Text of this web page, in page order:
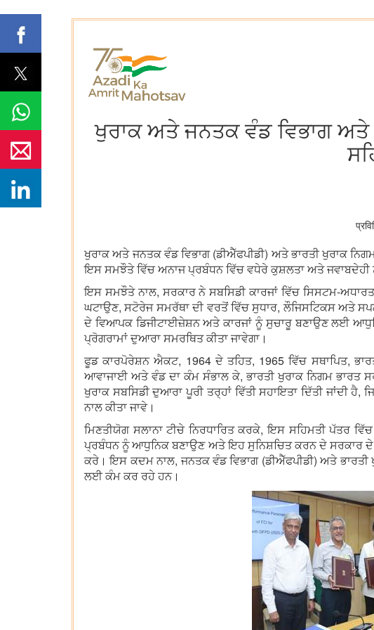
ਖੁਰਾਕ ਅਤੇ ਜਨਤਕ ਵੰਡ ਵਿਭਾਗ
ਖੁਰਾਕ ਅਤੇ ਜਨਤਕ ਵੰਡ ਵਿਭਾਗ (ਡੀਐੱਫਪੀਡੀ) ਅਤੇ ਭਾਰਤੀ ਖੁਰਾਕ
ਇਸ ਸਮਝੌਤੇ ਵਿੱਚ ਅਨਾਜ ਪ੍ਰਬੰਧਨ ਵਿੱਚ ਵਧੇਰੇ ਕੁਸ਼ਲਤਾ ਅਤੇ ਜਵਾਬਦੇਹੀ
ਇਸ ਸਮਝੌਤੇ ਨਾਲ, ਸਰਕਾਰ ਨੇ ਸਬਸਿਡੀ ਕਾਰਜਾਂ ਵਿੱਚ ਸਿਸਟਮ-
ਘਟਾਉਣ, ਸਟੋਰੇਜ ਸਮਰੱਥਾ ਦੀ ਵਰਤੋਂ ਵਿੱਚ ਸੁਧਾਰ, ਲੌਜਿਸਟਿਕਸ ਅਤੇ
ਦੇ ਵਿਆਪਕ ਡਿਜੀਟਾਈਜ਼ੇਸ਼ਨ ਅਤੇ ਕਾਰਜਾਂ ਨੂੰ ਸੁਚਾਰੂ ਬਣਾਉਣ ਲਈ
ਪ੍ਰੋਗਰਾਮਾਂ ਦੁਆਰਾ ਸਮਰਥਿਤ ਕੀਤਾ ਜਾਵੇਗਾ।
ਫੂਡ ਕਾਰਪੋਰੇਸ਼ਨ ਐਕਟ, 1964 ਦੇ ਤਹਿਤ, 1965 ਵਿੱਚ ਸਥਾਪਿਤ,
ਆਵਾਜਾਈ ਅਤੇ ਵੰਡ ਦਾ ਕੰਮ ਸੰਭਾਲ ਕੇ, ਭਾਰਤੀ ਖੁਰਾਕ ਨਿਗਮ
ਖੁਰਾਕ ਸਬਸਿਡੀ ਦੁਆਰਾ ਪੂਰੀ ਤਰ੍ਹਾਂ ਵਿੱਤੀ ਸਹਾਇਤਾ ਦਿੱਤੀ ਜਾਂਦੀ
ਨਾਲ ਕੀਤਾ ਜਾਵੇ।
ਮਿਣਤੀਯੋਗ ਸਲਾਨਾ ਟੀਚੇ ਨਿਰਧਾਰਿਤ ਕਰਕੇ, ਇਸ ਸਹਿਮਤੀ ਪੱਤਰ
ਪ੍ਰਬੰਧਨ ਨੂੰ ਆਧੁਨਿਕ ਬਣਾਉਣ ਅਤੇ ਇਹ ਸੁਨਿਸ਼ਚਿਤ ਕਰਨ ਦੇ ਸਰਕਾਰ
ਕਰੇ। ਇਸ ਕਦਮ ਨਾਲ, ਜਨਤਕ ਵੰਡ ਵਿਭਾਗ (ਡੀਐੱਫਪੀਡੀ) ਅਤੇ
ਲਈ ਕੰਮ ਕਰ ਰਹੇ ਹਨ।